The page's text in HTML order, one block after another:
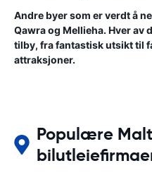
Andre byer som er verdt å
Qawra og Mellieha. Hver av
tilby, fra fantastisk utsikt til
attraksjoner.
Populære